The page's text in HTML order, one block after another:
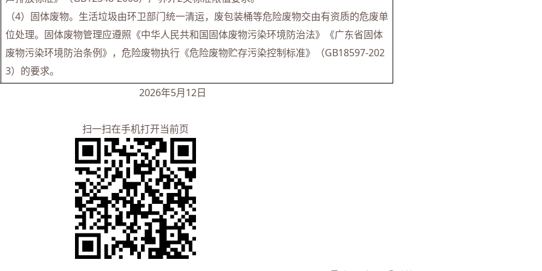
（4）固体废物。生活垃圾由环卫部门统一清运，废包装桶等危险废物交由有资质的危废单
位处理。固体废物管理应遵照《中华人民共和国固体废物污染环境防治法》《广东省固体
废物污染环境防治条例》，危险废物执行《危险废物贮存污染控制标准》（GB18597-202
3）的要求。
5月12日
扫一扫在手机打开当前页